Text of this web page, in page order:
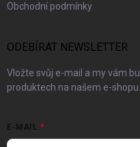
Obchodní podmínky
ODEBÍRAT NEWSLETTER
Vložte svůj e-mail a my vám
produktech na našem e-shopu.
E-MAIL